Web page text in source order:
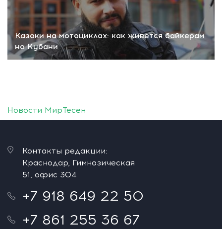
Казаки на мотоциклах: как живется байкерам
на Кубани
Новости МирТесен
Контакты редакции:
Краснодар, Гимназическая
51, офис 304
+7 918 649 22 50
+7 861 255 36 67